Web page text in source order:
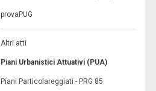
provaPUG
Altri atti
Piani Urbanistici Attuativi (PUA)
Piani Particolareggiati - PRG 85